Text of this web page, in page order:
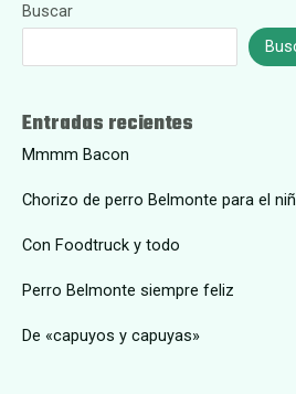
Buscar
Entradas recientes
Mmmm Bacon
Chorizo de perro Belmonte para el
Con Foodtruck y todo
Perro Belmonte siempre feliz
De «capuyos y capuyas»